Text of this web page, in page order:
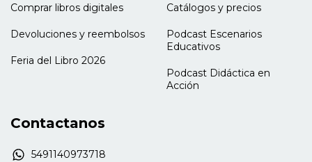
Comprar libros digitales
Devoluciones y reembolsos
Feria del Libro 2026
Catálogos y precios
Podcast Escenarios
Educativos
Podcast Didáctica en
Acción
Contactanos
5491140973718